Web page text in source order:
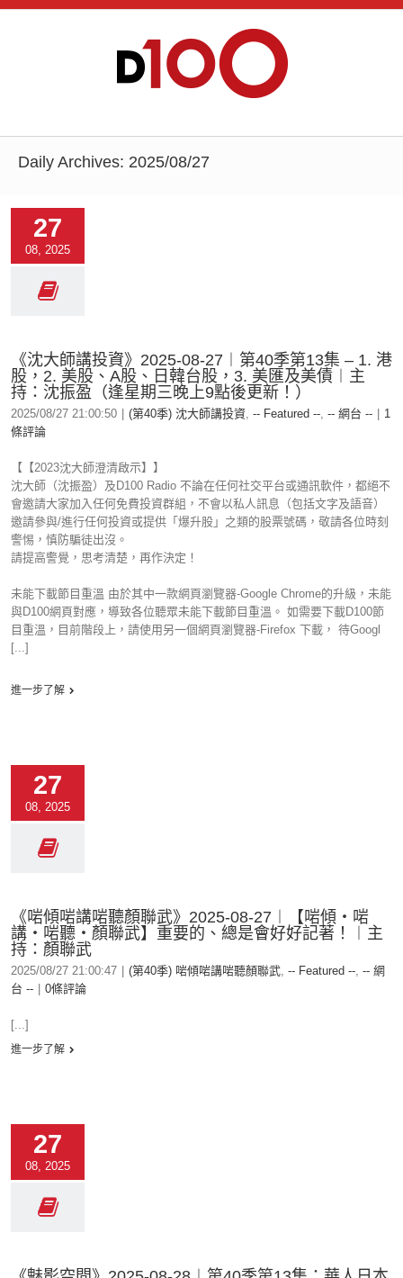
Daily Archives: 2025/08/27
27
08, 2025
《沈大師講投資》2025-08-27︱第40季第13集 – 1. 港
股，2. 美股、A股、日韓台股，3. 美匯及美債︱主
持：沈振盈（逢星期三晚上9點後更新！）
2025/08/27 21:00:50 (第40季) 沈大師講投資, -- Featured --, -- 網台 --
1
條評論
【【2023沈大師澄清啟示】】
沈大師（沈振盈）及D100 Radio 不論在任何社交平台或通訊軟件，都絕不
會邀請大家加入任何免費投資群組，不會以私人訊息（包括文字及語音）
邀請參與/進行任何投資或提供「爆升股」之類的股票號碼，敬請各位時刻
警惕，慎防騙徒出沒。
請提高警覺，思考清楚，再作決定！
未能下載節目重溫 由於其中一款網頁瀏覽器-Google Chrome的升級，未能
與D100網頁對應，導致各位聽眾未能下載節目重溫。 如需要下載D100節
目重溫，目前階段上，請使用另一個網頁瀏覽器-Firefox 下載， 待Googl
[...]
進一步了解
27
08, 2025
《啱傾啱講啱聽顏聯武》2025-08-27︱【啱傾‧啱
講‧啱聽‧顏聯武】重要的、總是會好好記著！︱主
持：顏聯武
2025/08/27 21:00:47 (第40季) 啱傾啱講啱聽顏聯武, -- Featured --, -- 網
台 --
0條評論
[...]
進一步了解
27
08, 2025